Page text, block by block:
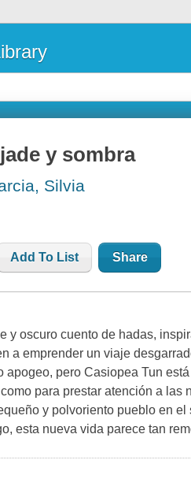
y sombra
Silvia
Add To List Share
y oscuro cuento de hadas,
a emprender un viaje
apogeo, pero Casiopea Tun
para prestar atención a las
y polvoriento pueblo en
esta nueva vida parece tan